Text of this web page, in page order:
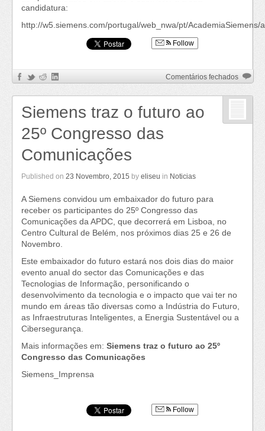
candidatura:
http://w5.siemens.com/portugal/web_nwa/pt/
Follow
Comentários fechadosem
de
Verão
Siemens traz o futuro ao
25º Congresso das
Comunicações
Published on 23 Novembro, 2015 by eliseu in Noticias
A Siemens convidou um embaixador do futuro para
receber os participantes do 25º Congresso das
Comunicações da APDC, que decorrerá em Lisboa, no
Centro Cultural de Belém, nos próximos dias 25 e 26 de
Novembro.
Este embaixador do futuro estará nos dois dias do maior
evento anual do sector das Comunicações e das
Tecnologias de Informação, personificando o
desenvolvimento da tecnologia e o impacto que vai ter no
mundo em áreas tão diversas como a Indústria do Futuro,
as Infraestruturas Inteligentes, a Energia Sustentável ou a
Cibersegurança.
Mais informações em: Siemens traz o futuro ao 25º
Congresso das Comunicações
Siemens_Imprensa
Follow